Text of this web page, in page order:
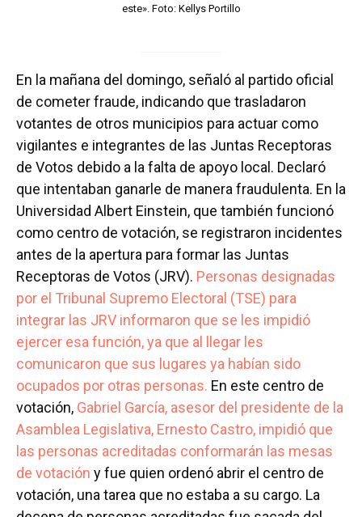
este». Foto: Kellys Portillo
En la mañana del domingo, señaló al partido oficial
de cometer fraude, indicando que trasladaron
votantes de otros municipios para actuar como
vigilantes e integrantes de las Juntas Receptoras
de Votos debido a la falta de apoyo local. Declaró
que intentaban ganarle de manera fraudulenta. En la
Universidad Albert Einstein, que también funcionó
como centro de votación, se registraron incidentes
antes de la apertura para formar las Juntas
Receptoras de Votos (JRV). Personas designadas
por el Tribunal Supremo Electoral (TSE) para
integrar las JRV informaron que se les impidió
ejercer esa función, ya que al llegar les
comunicaron que sus lugares ya habían sido
ocupados por otras personas. En este centro de
votación, Gabriel García, asesor del presidente de la
Asamblea Legislativa, Ernesto Castro, impidió que
las personas acreditadas conformarán las mesas
de votación y fue quien ordenó abrir el centro de
votación, una tarea que no estaba a su cargo. La